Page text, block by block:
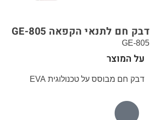
דבק חם לתנאי הקפאה GE-805
GE-805
על המוצר
דבק חם מבוסס על טכנולוגית EVA